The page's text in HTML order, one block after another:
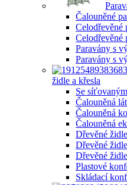
Čalouněné
Celodřevěné
Paravány s
Paravány s
židle a křesla
Se
Čalouněná
Čalouněná
Čalouněná
Dřevěné židle
Dřevěné
Dřevěné
Plastové
Skládací